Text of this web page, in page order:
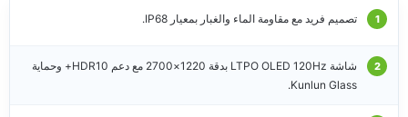
تصميم فريد مع مقاومة الماء والغبار بمعيار IP68.
شاشة LTPO OLED 120Hz بدقة 1220×2700 مع دعم HDR10+ وحماية
Kunlun Glass.